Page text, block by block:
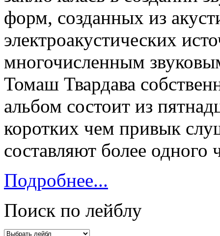
форм, созданных из
электроакустических
многочисленным
Томаш Твардава
альбом состоит из
коротких чем привык
составляют более одного
Подробнее...
Поиск по лейблу